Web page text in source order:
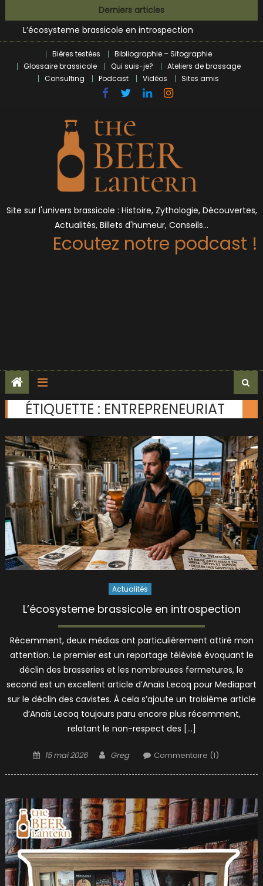
to
content
Derniers articles
L’écosysteme brassicole en introspection
Zoumaï : pionnier de la révolution craft à Marseille
L’intelligence artificielle dans le milieu brassicole
BrewDog racheté par Tilray pour une bouchée de pain ?
Bières et célébrités
Bières testées
Bibliographie – Sitographie
Glossaire brassicole
Qui suis-je?
Ateliers de brassage
Consulting
Podcast Vidéos Sites amis
Site sur l'univers brassicole : Histoire, Zythologie, Découvertes,
Actualités, Billets d'humeur, Conseils…
Ecoutez notre podcast !
ÉTIQUETTE : ENTREPRENEURIAT
Actualités
L’écosysteme brassicole en introspection
Récemment, deux médias ont particulièrement attiré mon
attention. Le premier est un reportage télévisé évoquant le
déclin des brasseries et les nombreuses fermetures, le
second est un excellent article d’Anaïs Lecoq pour Mediapart
sur le déclin des cavistes. À cela s’ajoute un troisième article
d’Anaïs Lecoq toujours paru encore plus récemment,
relatant le non-respect des […]
Posted
15 mai 2026 Author
Greg Commentaire (1)